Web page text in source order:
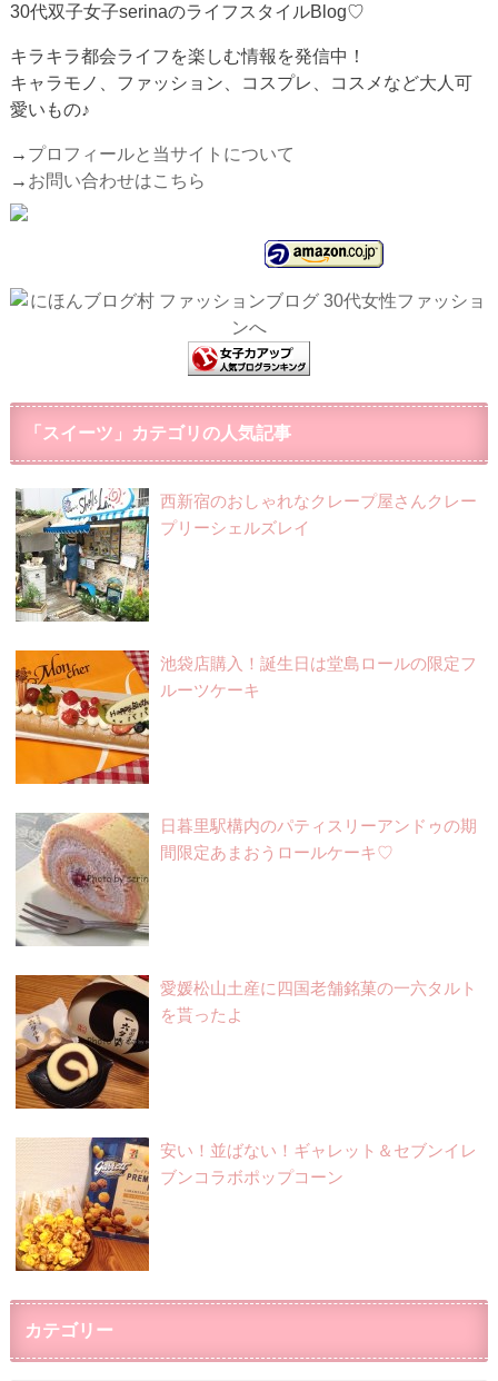
30代双子女子serinaのライフスタイルBlog♡
キラキラ都会ライフを楽しむ情報を発信中！
キャラモノ、ファッション、コスプレ、コスメなど大人可
愛いもの♪
→ プロフィールと当サイトについて
→ お問い合わせはこちら
「スイーツ」カテゴリの人気記事
西新宿のおしゃれなクレープ屋さんクレー
プリーシェルズレイ
池袋店購入！誕生日は堂島ロールの限定フ
ルーツケーキ
日暮里駅構内のパティスリーアンドゥの期
間限定あまおうロールケーキ♡
愛媛松山土産に四国老舗銘菓の一六タルト
を貰ったよ
安い！並ばない！ギャレット＆セブンイレ
ブンコラボポップコーン
カテゴリー